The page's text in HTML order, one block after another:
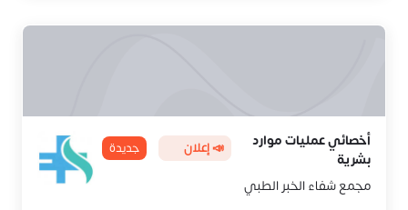
أخصائي عمليات موارد
بشرية
📣 إعلان جديدة
مجمع شفاء الخبر الطبي